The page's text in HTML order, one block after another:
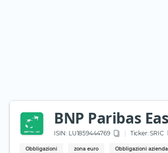
BNP Paribas
ISIN: LU1859444769 Ticker: SRIC
Obbligazioni zona euro Obbligazioni